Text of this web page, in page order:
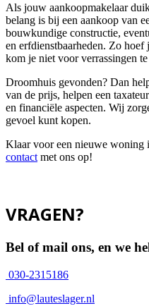
Als jouw aankoopmakelaar
belang is bij een aankoop van
bouwkundige constructie,
en erfdienstbaarheden. Zo
kom je niet voor verrassingen te
Droomhuis gevonden? Dan
van de prijs, helpen een
en financiële aspecten. Wij
gevoel kunt kopen.
Klaar voor een nieuwe
contact met ons op!
VRAGEN?
Bel of mail ons, en we
030-2315186
info@lauteslager.nl